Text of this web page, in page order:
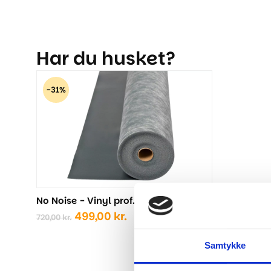
Samtykke
Har du husket?
-31%
No Noise - Vinyl prof. u/damspær
720,00kr. Den
oprindelige
499,00 kr.Den
aktuelle
499,00 kr..